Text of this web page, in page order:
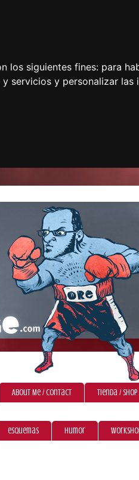
los siguientes fines: para
servicios y personalizar las
About Me / Contact Tienda / Shop
esquemas humor